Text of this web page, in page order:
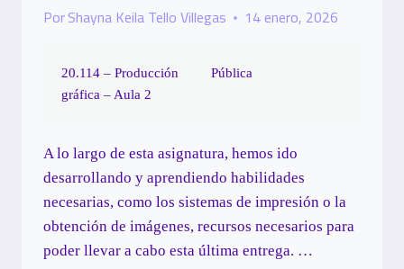
PorShayna Keila Tello Villegas 14 enero, 2026
20.114 – Producción
gráfica – Aula 2
Pública
A lo largo de esta asignatura, hemos ido
desarrollando y aprendiendo habilidades
necesarias, como los sistemas de impresión o la
obtención de imágenes, recursos necesarios para
poder llevar a cabo esta última entrega. …